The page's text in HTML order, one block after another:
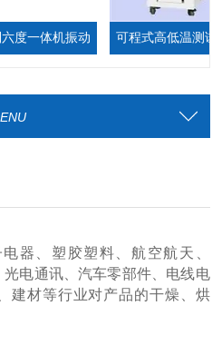
一体机振动 可程式高低温测试箱
器、塑胶塑料、航空航天、
电通讯、汽车零部件、电线电
建材等行业对产品的干燥、烘